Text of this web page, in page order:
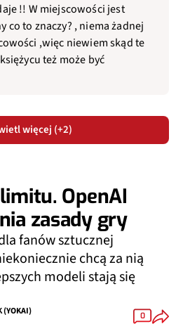
!! W miejscowości jest
co to znaczy? , niema żadnej
,więc niewiem skąd te
też może być
więcej (+2)
OpenAI
zasady gry
fanów sztucznej
chcą za nią
modeli stają się
(YOKAI)
0